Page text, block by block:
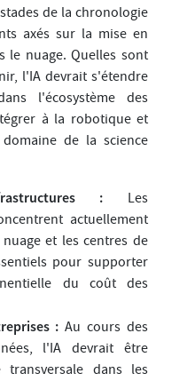
de la chronologie
axés sur la mise en
le nuage. Quelles sont
l'IA devrait s'étendre
l'écosystème des
à la robotique et
de la science
: Les
actuellement
et les centres de
pour supporter
du coût des
: Au cours des
l'IA devrait être
transversale dans les